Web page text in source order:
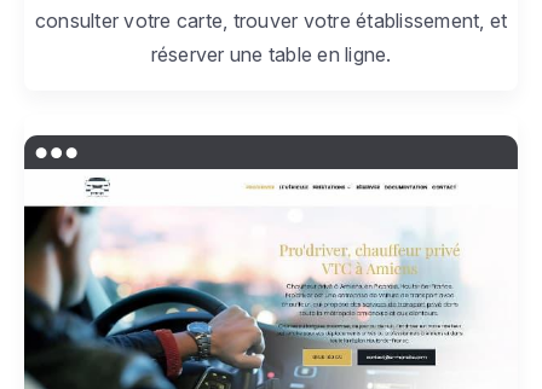
consulter votre carte, trouver votre établissement, et
réserver une table en ligne.